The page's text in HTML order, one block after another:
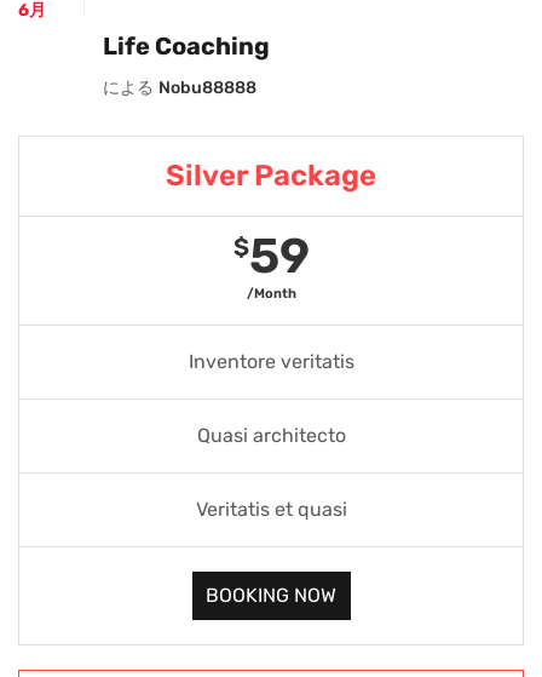
6月
Life Coaching
による Nobu88888
Silver Package
$59
/Month
Inventore veritatis
Quasi architecto
Veritatis et quasi
BOOKING NOW